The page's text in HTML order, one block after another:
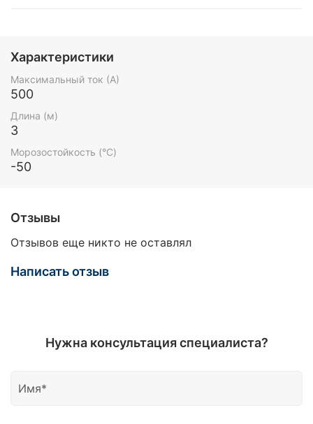
Характеристики
Максимальный ток (А)
500
Длина (м)
3
Морозостойкость (°C)
-50
Отзывы
Отзывов еще никто не оставлял
Написать отзыв
Нужна консультация специалиста?